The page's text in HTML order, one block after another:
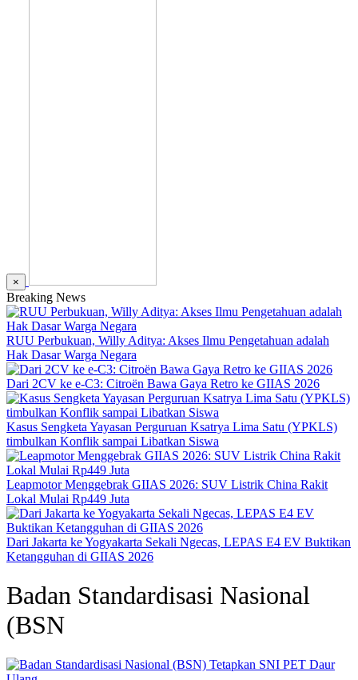
×
Breaking News
RUU Perbukuan, Willy Aditya: Akses Ilmu Pengetahuan adalah
Hak Dasar Warga Negara
Dari 2CV ke e-C3: Citroën Bawa Gaya Retro ke GIIAS 2026
Kasus Sengketa Yayasan Perguruan Ksatrya Lima Satu (YPKLS)
timbulkan Konflik sampai Libatkan Siswa
Leapmotor Menggebrak GIIAS 2026: SUV Listrik China Rakit
Lokal Mulai Rp449 Juta
Dari Jakarta ke Yogyakarta Sekali Ngecas, LEPAS E4 EV Buktikan
Ketangguhan di GIIAS 2026
Badan Standardisasi Nasional
(BSN